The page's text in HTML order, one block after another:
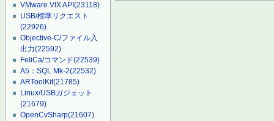
VMware VIX API(23118)
USB/標準リクエスト
(22926)
Objective-C/ファイル入
出力(22592)
FeliCa/コマンド(22539)
A5：SQL Mk-2(22532)
ARToolKit(21785)
Linux/USBガジェット
(21679)
OpenCvSharp(21607)